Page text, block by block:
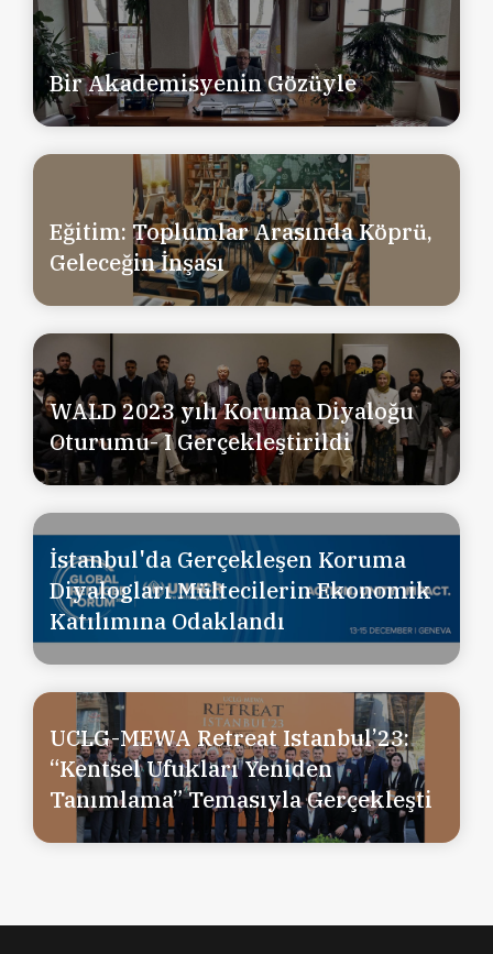
Bir Akademisyenin Gözüyle
Eğitim: Toplumlar Arasında Köprü,
Geleceğin İnşası
WALD 2023 yılı Koruma Diyaloğu
Oturumu- I Gerçekleştirildi
İstanbul'da Gerçekleşen Koruma
Diyalogları Mültecilerin Ekonomik
Katılımına Odaklandı
UCLG-MEWA Retreat Istanbul’23:
“Kentsel Ufukları Yeniden
Tanımlama” Temasıyla Gerçekleşti